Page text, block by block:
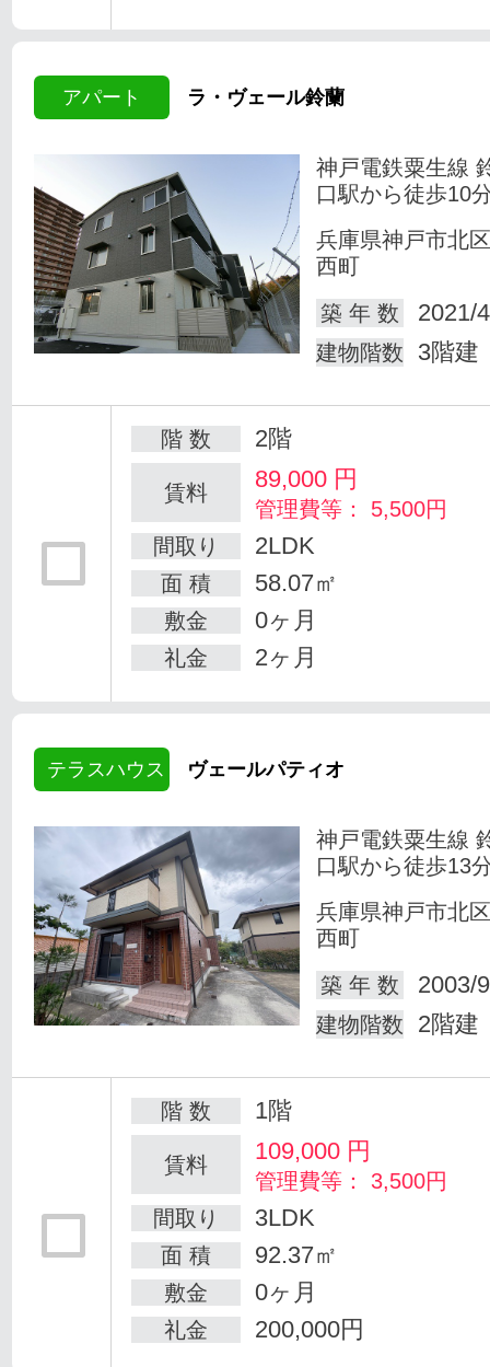
アパート ラ・ヴェール鈴蘭
神戸電鉄粟生線
口駅から徒歩10
兵庫県神戸市北
西町
築 年 数
2021/
建物階数 3階建
階 数 2階
賃料 89,000 円
管理費等： 5,500円
間取り
2LDK
面 積 58.07㎡
敷金 0ヶ月
礼金 2ヶ月
テラスハウス ヴェールパティオ
神戸電鉄粟生線
口駅から徒歩13
兵庫県神戸市北
西町
築 年 数
2003/
建物階数 2階建
階 数 1階
賃料 109,000 円
管理費等： 3,500円
間取り
3LDK
面 積 92.37㎡
敷金 0ヶ月
礼金 200,000円